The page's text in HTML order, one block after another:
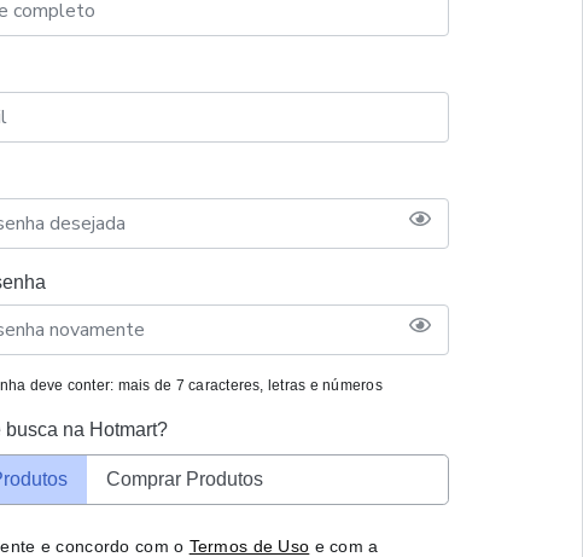
deve conter: mais de 7 caracteres, letras e números
busca na Hotmart?
Comprar Produtos
e concordo com o Termos de Uso e com a